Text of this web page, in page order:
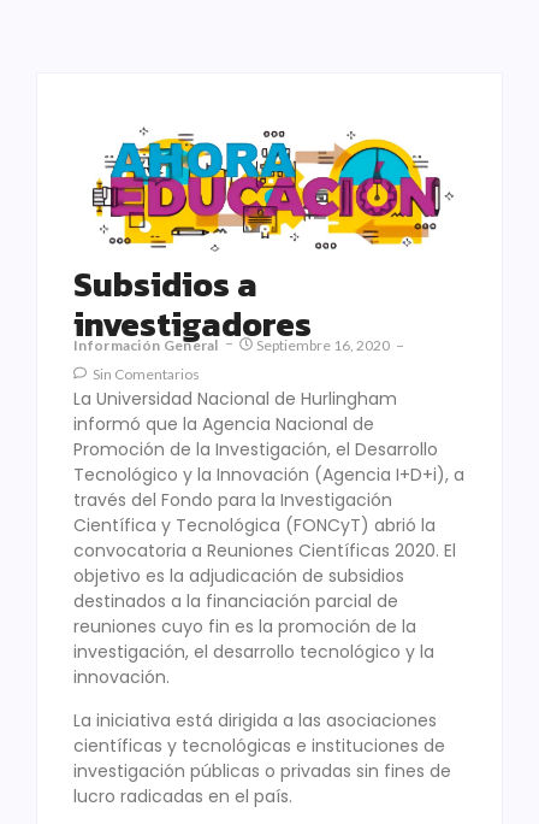
Subsidios a
investigadores
Información General
Septiembre 16, 2020
Sin Comentarios
La Universidad Nacional de Hurlingham
informó que la Agencia Nacional de
Promoción de la Investigación, el Desarrollo
Tecnológico y la Innovación (Agencia I+D+i), a
través del Fondo para la Investigación
Científica y Tecnológica (FONCyT) abrió la
convocatoria a Reuniones Científicas 2020. El
objetivo es la adjudicación de subsidios
destinados a la financiación parcial de
reuniones cuyo fin es la promoción de la
investigación, el desarrollo tecnológico y la
innovación.
La iniciativa está dirigida a las asociaciones
científicas y tecnológicas e instituciones de
investigación públicas o privadas sin fines de
lucro radicadas en el país.